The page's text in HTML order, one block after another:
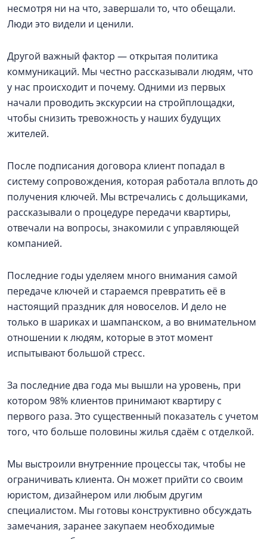
несмотря ни на что, завершали то, что обещали.
Люди это видели и ценили.
Другой важный фактор — открытая политика
коммуникаций. Мы честно рассказывали людям, что
у нас происходит и почему. Одними из первых
начали проводить экскурсии на стройплощадки,
чтобы снизить тревожность у наших будущих
жителей.
После подписания договора клиент попадал в
систему сопровождения, которая работала вплоть до
получения ключей. Мы встречались с дольщиками,
рассказывали о процедуре передачи квартиры,
отвечали на вопросы, знакомили с управляющей
компанией.
Последние годы уделяем много внимания самой
передаче ключей и стараемся превратить её в
настоящий праздник для новоселов. И дело не
только в шариках и шампанском, а во внимательном
отношении к людям, которые в этот момент
испытывают большой стресс.
За последние два года мы вышли на уровень, при
котором 98% клиентов принимают квартиру с
первого раза. Это существенный показатель с учетом
того, что больше половины жилья сдаём с отделкой.
Мы выстроили внутренние процессы так, чтобы не
ограничивать клиента. Он может прийти со своим
юристом, дизайнером или любым другим
специалистом. Мы готовы конструктивно обсуждать
замечания, заранее закупаем необходимые